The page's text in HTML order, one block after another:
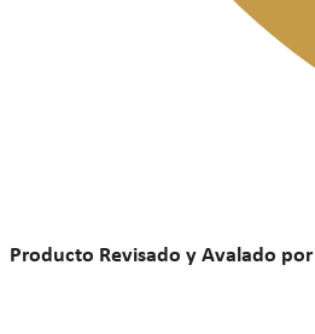
Producto Revisado y Avalado por